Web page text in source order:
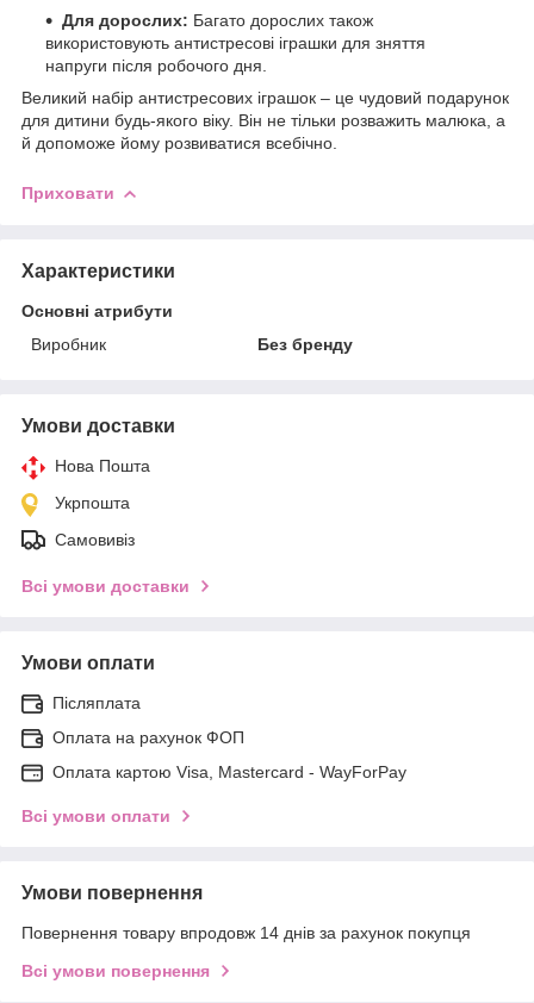
Для дорослих: Багато дорослих також
використовують антистресові іграшки для зняття
напруги після робочого дня.
Великий набір антистресових іграшок – це чудовий подарунок
для дитини будь-якого віку. Він не тільки розважить малюка, а
й допоможе йому розвиватися всебічно.
Приховати
Характеристики
Основні атрибути
Виробник
Без бренду
Умови доставки
Нова Пошта
Укрпошта
Самовивіз
Всі умови доставки
Умови оплати
Післяплата
Оплата на рахунок ФОП
Оплата картою Visa, Mastercard - WayForPay
Всі умови оплати
Умови повернення
Повернення товару впродовж 14 днів за рахунок покупця
Всі умови повернення